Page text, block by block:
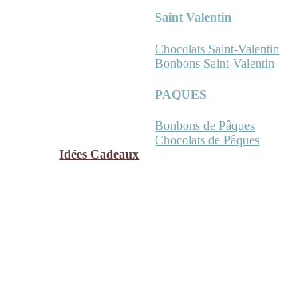
Saint Valentin
Chocolats Saint-Valentin
Bonbons Saint-Valentin
PAQUES
Bonbons de Pâques
Chocolats de Pâques
Idées Cadeaux